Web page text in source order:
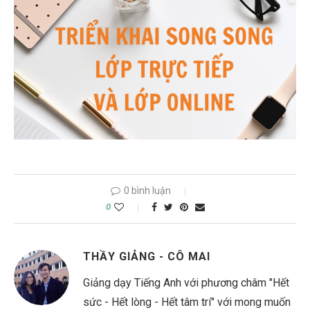
0 bình luận
0
THẦY GIẢNG - CÔ MAI
Giảng dạy Tiếng Anh với phương châm "Hết
sức - Hết lòng - Hết tâm trí" với mong muốn